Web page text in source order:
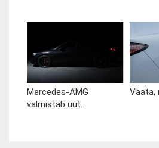
Mercedes-AMG
valmistab uut...
Vaata,